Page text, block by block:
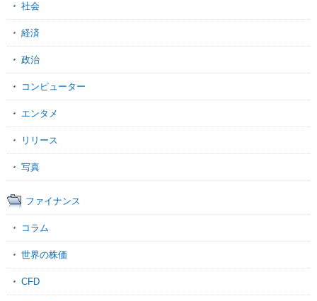
社会
経済
政治
コンピューター
エンタメ
リリース
写真
ファイナンス
コラム
世界の株価
CFD